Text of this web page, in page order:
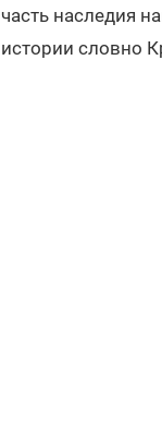
часть наследия
истории словно